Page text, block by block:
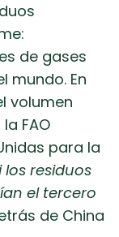
de gases
mundo. En
volumen
FAO
para la
los residuos
el tercero
de China